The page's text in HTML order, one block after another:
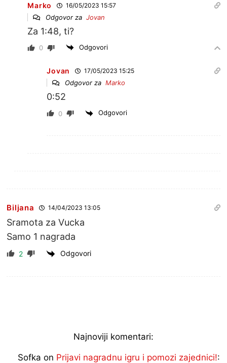
Marko 16/05/2023 15:57
Odgovor zaJovan
Za 1:48, ti?
0 Odgovori
Jovan 17/05/2023 15:25
Odgovor zaMarko
0:52
0 Odgovori
Biljana 14/04/2023 13:05
Sramota za Vucka
Samo 1 nagrada
2 Odgovori
Najnoviji komentari:
Sofka on Prijavi nagradnu igru i pomozi zajednici!: